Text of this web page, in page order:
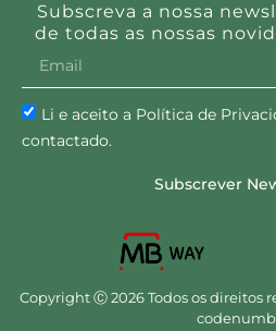
Subscreva a nossa
de todas as nossas
Li e aceito a Política de
contactado.
Subscrever
Copyright Ⓒ 2026 Todos os direitos